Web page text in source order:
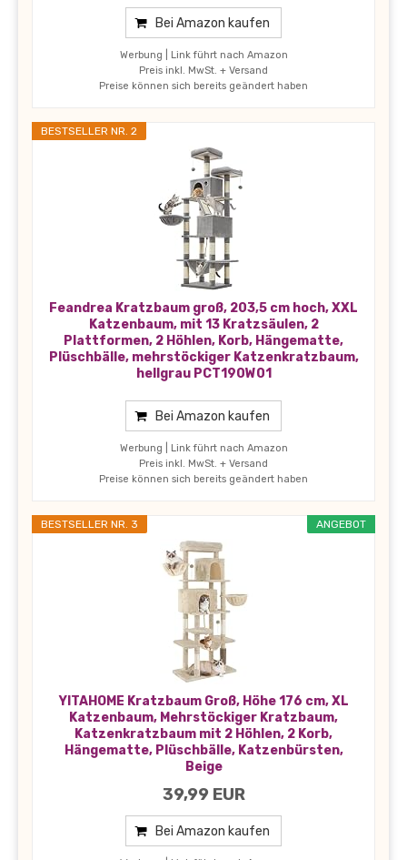
Bei Amazon kaufen
Werbung | Link führt nach Amazon
Preis inkl. MwSt. + Versand
Preise können sich bereits geändert haben
BESTSELLER NR. 2
Feandrea Kratzbaum groß, 203,5 cm hoch, XXL
Katzenbaum, mit 13 Kratzsäulen, 2
Plattformen, 2 Höhlen, Korb, Hängematte,
Plüschbälle, mehrstöckiger Katzenkratzbaum,
hellgrau PCT190W01
Bei Amazon kaufen
Werbung | Link führt nach Amazon
Preis inkl. MwSt. + Versand
Preise können sich bereits geändert haben
ANGEBOT
BESTSELLER NR. 3
YITAHOME Kratzbaum Groß, Höhe 176 cm, XL
Katzenbaum, Mehrstöckiger Kratzbaum,
Katzenkratzbaum mit 2 Höhlen, 2 Korb,
Hängematte, Plüschbälle, Katzenbürsten,
Beige
39,99 EUR
Bei Amazon kaufen